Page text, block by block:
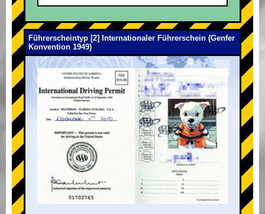
Führerscheintyp [2] Internationaler Führerschein (Genfer
Konvention 1949)